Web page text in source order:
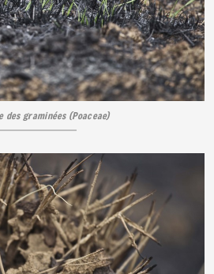
des graminées (Poaceae)